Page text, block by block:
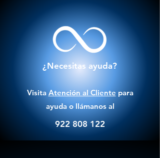
¿Necesitas ayuda?
Visita Atención al Cliente para
ayuda o llámanos al
922 808 122